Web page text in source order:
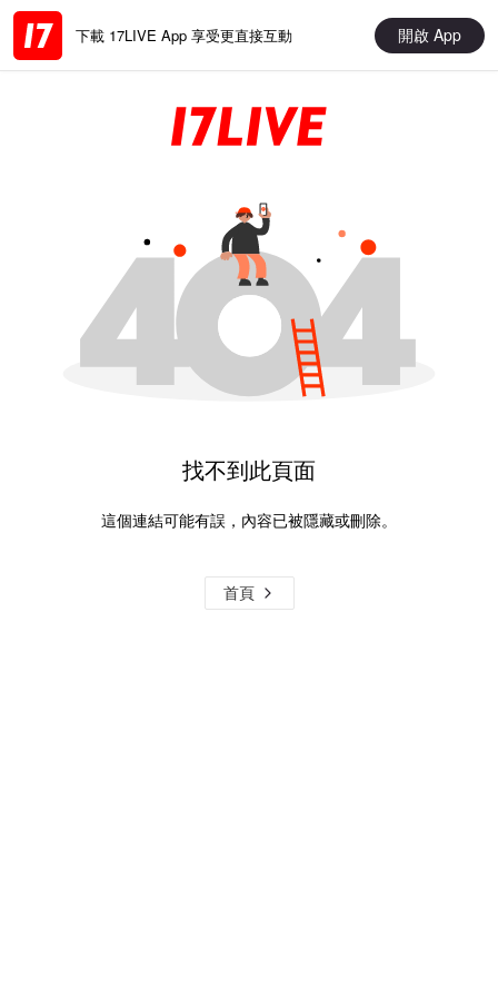
下載 17LIVE App 享受更直接互動 開啟 App
找不到此頁面
這個連結可能有誤，內容已被隱藏或刪除。
首頁